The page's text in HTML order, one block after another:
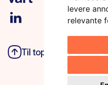
levere
relevante
Til toppen